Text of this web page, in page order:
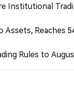
Institutional
Reaches
Rules to